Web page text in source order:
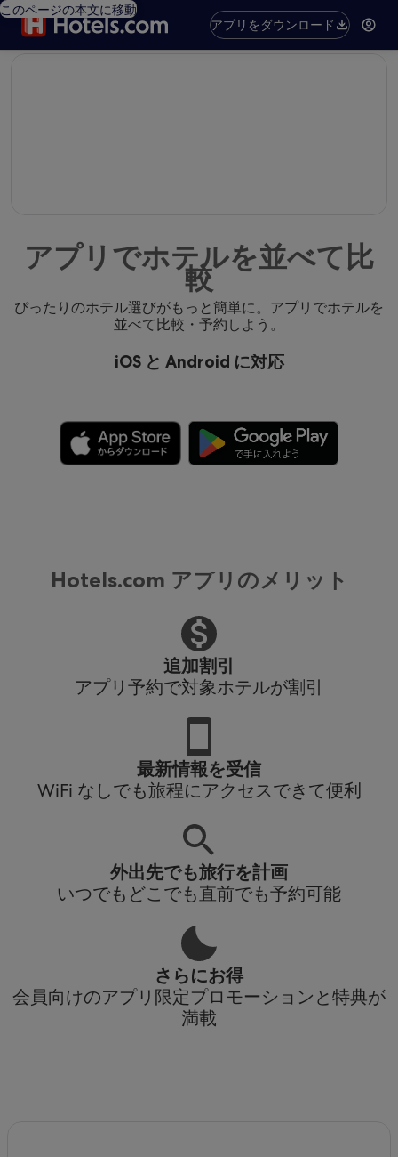
このページの本文に移動
アプリをダウンロード
アプリでホテルを並べて比
較
ぴったりのホテル選びがもっと簡単に。アプリでホテルを
並べて比較・予約しよう。
iOS と Android に対応
Hotels.com アプリのメリット
追加割引
アプリ予約で対象ホテルが割引
最新情報を受信
WiFi なしでも旅程にアクセスできて便利
外出先でも旅行を計画
いつでもどこでも直前でも予約可能
さらにお得
会員向けのアプリ限定プロモーションと特典が
満載